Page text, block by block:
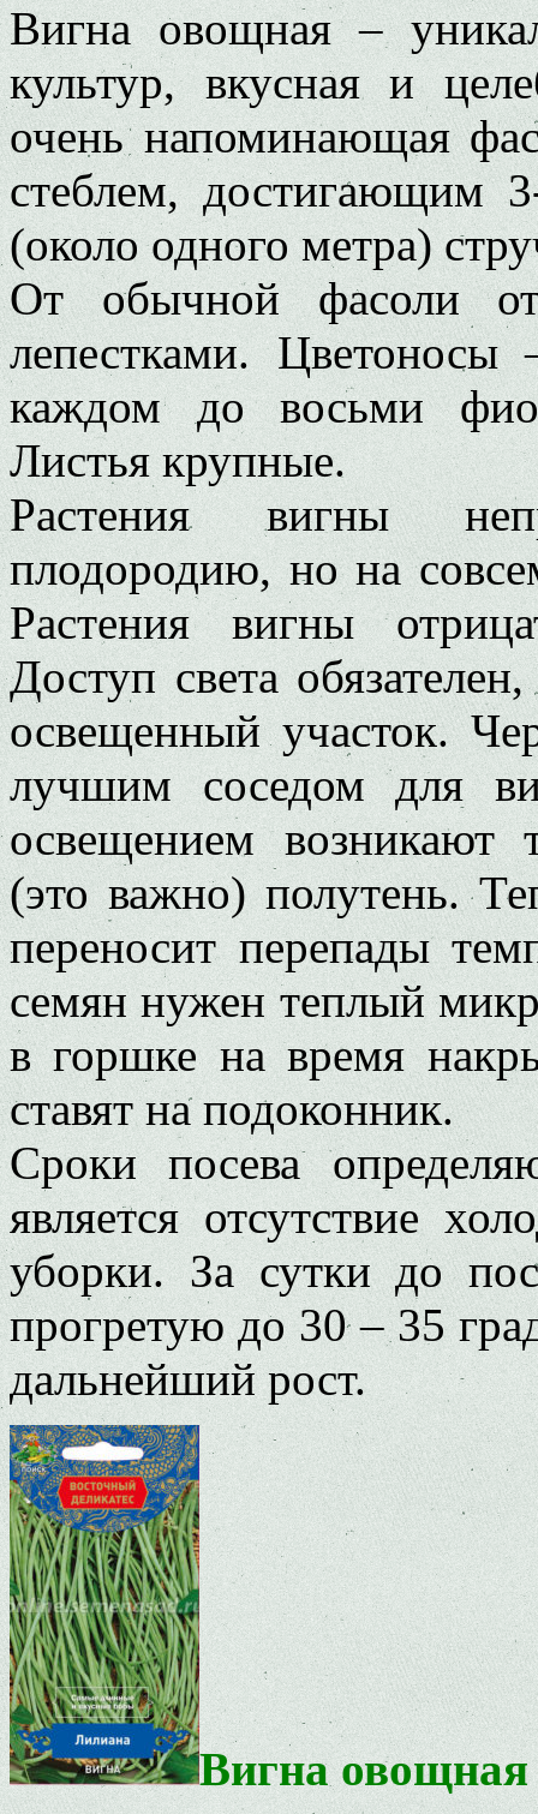
Вигна овощная –
культур, вкусная и
очень напоминающая
стеблем, достигающим
(около одного метра)
От обычной фасоли
лепестками.
каждом до восьми
Листья крупные.
Растения вигны
плодородию, но на
Растения вигны
Доступ света
освещенный участок.
лучшим соседом для
освещением возникают
(это важно) полутень.
переносит перепады
семян нужен теплый
в горшке на время
ставят на подоконник.
Сроки посева
является отсутствие
уборки. За сутки до
прогретую до 30 – 35
дальнейший рост.
Вигна